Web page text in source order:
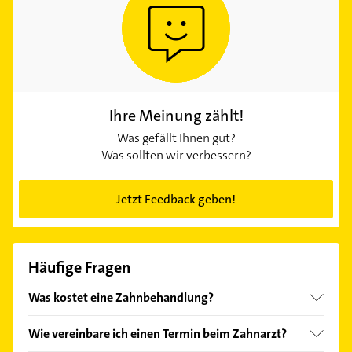
Ihre Meinung zählt!
Was gefällt Ihnen gut?
Was sollten wir verbessern?
Jetzt Feedback geben!
Häufige Fragen
Was kostet eine Zahnbehandlung?
bietet Ihnen immer die bestmögliche Behandlung
Wie vereinbare ich einen Termin beim Zahnarzt?